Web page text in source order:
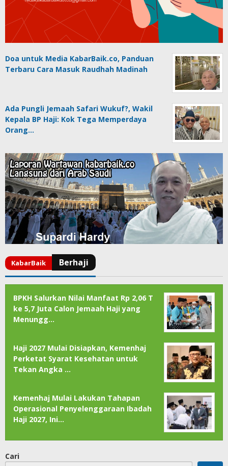
Doa untuk Media KabarBaik.co, Panduan
Terbaru Cara Masuk Raudhah Madinah
Ada Pungli Jemaah Safari Wukuf?, Wakil
Kepala BP Haji: Kok Tega Memperdaya
Orang…
BPKH Salurkan Nilai Manfaat Rp 2,06 T
ke 5,7 Juta Calon Jemaah Haji yang
Menungg…
Haji 2027 Mulai Disiapkan, Kemenhaj
Perketat Syarat Kesehatan untuk
Tekan Angka …
Kemenhaj Mulai Lakukan Tahapan
Operasional Penyelenggaraan Ibadah
Haji 2027, Ini…
Cari